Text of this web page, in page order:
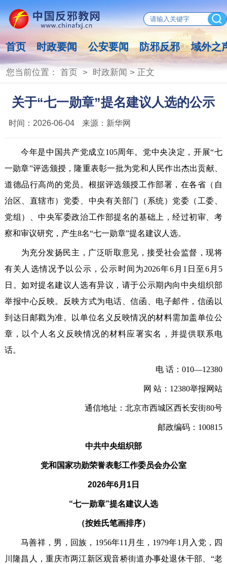
首页 时政要闻 公安要闻 防邪反邪 域外之
您当前位置： 首页> 时政新闻 > 正文
关于“七一勋章”提名建议人选的公示
时间： 2026-06-04 来源： 新华网
今年是中国共产党成立105周年。党中央决定，开展“七
一勋章”评选颁授，隆重表彰一批为党和人民作出杰出贡献、
道德品行高尚的党员。根据评选颁授工作部署，在各省（自
治区、直辖市）党委、中央有关部门（系统）党委（工委、
党组）、中央军委政治工作部提名的基础上，经过初审、考
察和审议研究，产生8名“七一勋章”提名建议人选。
为充分发扬民主，广泛听取意见，接受社会监督，现将
有关人选情况予以公示，公示时间为2026年6月1日至6月5
日。如对提名建议人选有异议，请于公示期内向中央组织部
举报中心反映。反映方式为电话、信函、电子邮件，信函以
到达日邮戳为准。以单位名义反映情况的材料需加盖单位公
章，以个人名义反映情况的材料应署实名，并提供联系电
话。
电 话：010—12380
网 站：12380举报网站
通信地址：北京市西城区西长安街80号
邮政编码：100815
中共中央组织部
党和国家功勋荣誉表彰工作委员会办公室
2026年6月1日
“七一勋章”提名建议人选
（按姓氏笔画排序）
马善祥，男，回族，1956年11月生，1979年1月入党，四
川隆昌人，重庆市两江新区观音桥街道办事处退休干部、“老